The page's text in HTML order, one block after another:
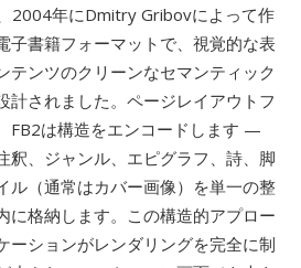
2004年にDmitry Gribovによって作
子書籍フォーマットで、視覚的な表
テンツのクリーンなセマンティック
計されました。ページレイアウトフ
FB2は構造をエンコードします —
釈、ジャンル、エピグラフ、詩、脚
ル（通常はカバー画像）を単一の整
に格納します。この構造的アプロー
ーションがレンダリングを完全に制